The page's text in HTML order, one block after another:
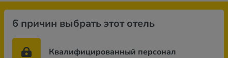
6 причин выбрать этот отель
Квалифицированный персонал